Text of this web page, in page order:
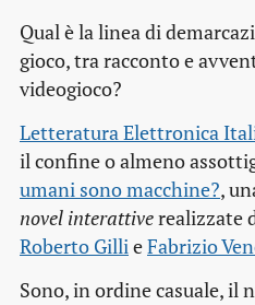
Qual è la linea di
gioco, tra racconto e
videogioco?
Letteratura Elettronica
il confine o almeno
umani sono macchine?,
novel interattiverealizzate
Roberto GillieFabrizio
Sono, in ordine casuale, il